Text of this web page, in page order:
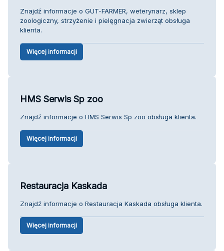
Znajdź informacje o GUT-FARMER, weterynarz, sklep
zoologiczny, strzyżenie i pielęgnacja zwierząt obsługa
klienta.
Więcej informacji
HMS Serwis Sp zoo
Znajdź informacje o HMS Serwis Sp zoo obsługa klienta.
Więcej informacji
Restauracja Kaskada
Znajdź informacje o Restauracja Kaskada obsługa klienta.
Więcej informacji